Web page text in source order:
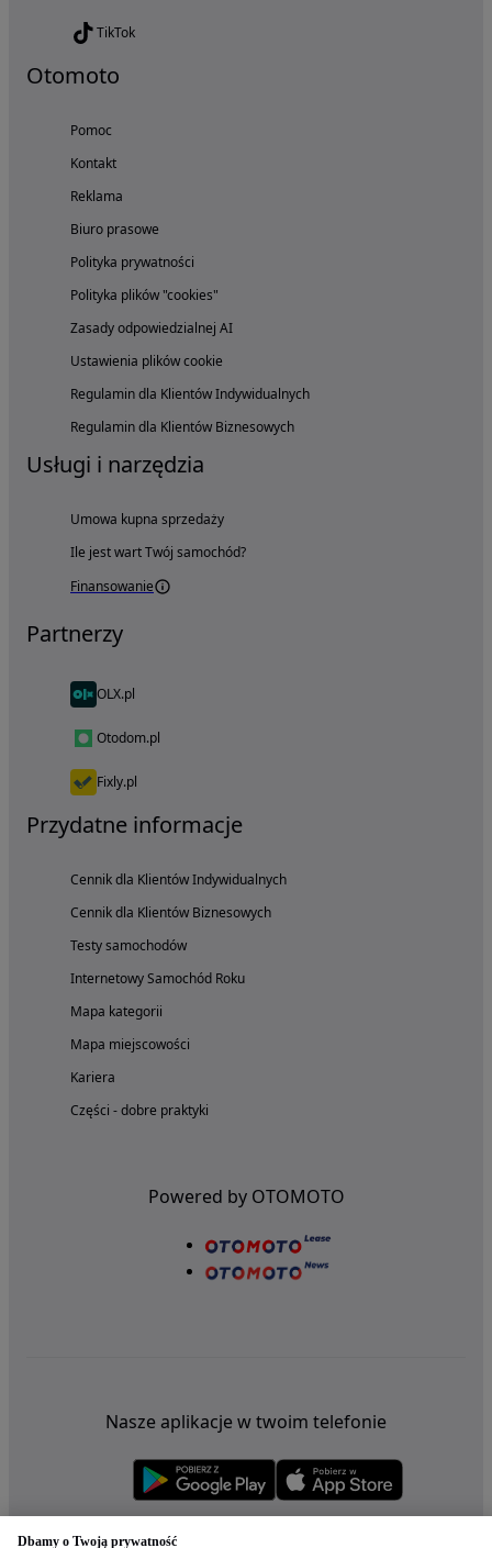
TikTok
Otomoto
Pomoc
Kontakt
Reklama
Biuro prasowe
Polityka prywatności
Polityka plików "cookies"
Zasady odpowiedzialnej AI
Ustawienia plików cookie
Regulamin dla Klientów Indywidualnych
Regulamin dla Klientów Biznesowych
Usługi i narzędzia
Umowa kupna sprzedaży
Ile jest wart Twój samochód?
Finansowanie
Partnerzy
OLX.pl
Otodom.pl
Fixly.pl
Przydatne informacje
Cennik dla Klientów Indywidualnych
Cennik dla Klientów Biznesowych
Testy samochodów
Internetowy Samochód Roku
Mapa kategorii
Mapa miejscowości
Kariera
Części - dobre praktyki
Powered by OTOMOTO
Nasze aplikacje w twoim telefonie
Dbamy o Twoją prywatność